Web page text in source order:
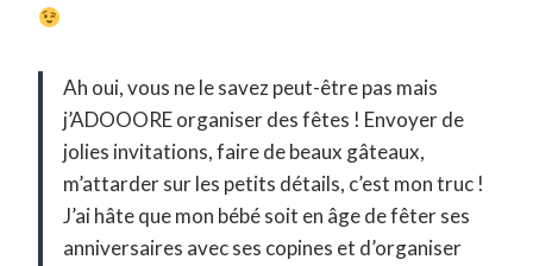
Ah oui, vous ne le savez peut-être pas mais
j’ADOOORE organiser des fêtes ! Envoyer de
jolies invitations, faire de beaux gâteaux,
m’attarder sur les petits détails, c’est mon truc !
J’ai hâte que mon bébé soit en âge de fêter ses
anniversaires avec ses copines et d’organiser